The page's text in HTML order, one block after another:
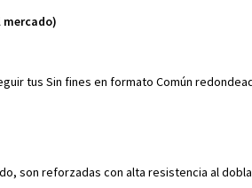
mercado)
tus Sin fines en formato Común
son reforzadas con alta resistencia al